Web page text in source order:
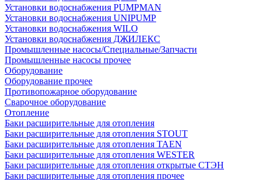
Установки водоснабжения PUMPMAN
Установки водоснабжения UNIPUMP
Установки водоснабжения WILO
Установки водоснабжения ДЖИЛЕКС
Промышленные насосы/Специальные/Запчасти
Промышленные насосы прочее
Оборудование
Оборудование прочее
Противопожарное оборудование
Сварочное оборудование
Отопление
Баки расширительные для отопления
Баки расширительные для отопления STOUT
Баки расширительные для отопления TAEN
Баки расширительные для отопления WESTER
Баки расширительные для отопления открытые СТЭН
Баки расширительные для отопления прочее